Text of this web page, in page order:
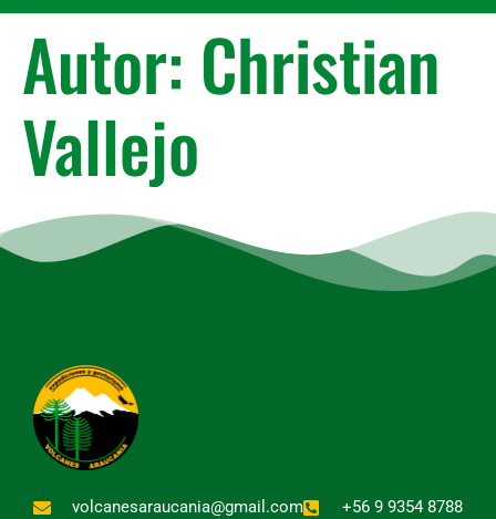
Autor: Christian
Vallejo
volcanesaraucania@gmail.com +56 9 9354 8788